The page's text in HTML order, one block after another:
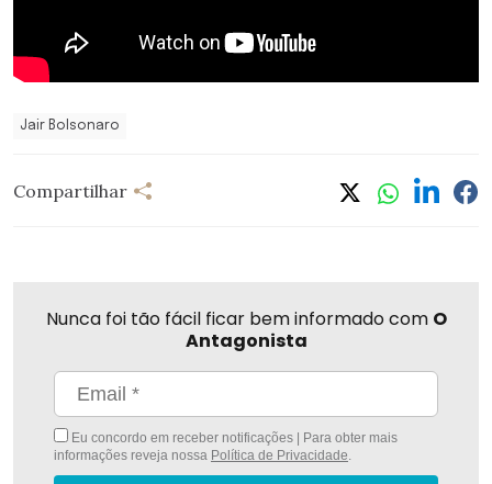
Jair Bolsonaro
Compartilhar
Nunca foi tão fácil ficar bem informado com O
Antagonista
Eu concordo em receber notificações | Para obter mais
informações reveja nossa Política de Privacidade.